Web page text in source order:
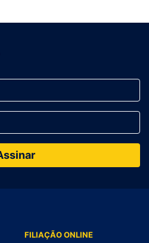
FILIAÇÃO ONLINE